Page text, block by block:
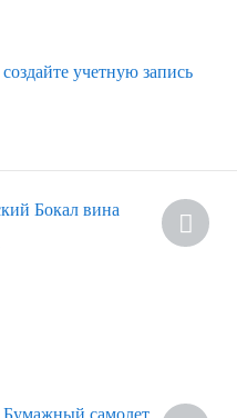
создайте учетную запись